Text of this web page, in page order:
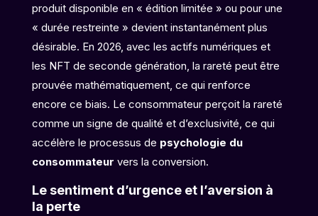
produit disponible en « édition limitée » ou pour une
« durée restreinte » devient instantanément plus
désirable. En 2026, avec les actifs numériques et
les NFT de seconde génération, la rareté peut être
prouvée mathématiquement, ce qui renforce
encore ce biais. Le consommateur perçoit la rareté
comme un signe de qualité et d’exclusivité, ce qui
accélère le processus de psychologie du
consommateur vers la conversion.
Le sentiment d’urgence et l’aversion à
la perte